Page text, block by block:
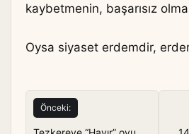
kaybetmenin, başarısız
Oysa siyaset erdemdir,
Yazı
gezinmesi
Önceki: